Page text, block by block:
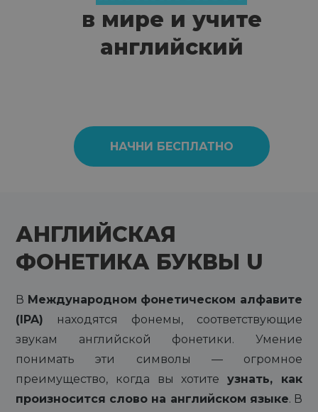
в мире и учите
английский
НАЧНИ БЕСПЛАТНО
АНГЛИЙСКАЯ
ФОНЕТИКА БУКВЫ U
В Международном фонетическом алфавите
(IPA) находятся фонемы, соответствующие
звукам английской фонетики. Умение
понимать эти символы — огромное
преимущество, когда вы хотите узнать, как
произносится слово на английском языке. В